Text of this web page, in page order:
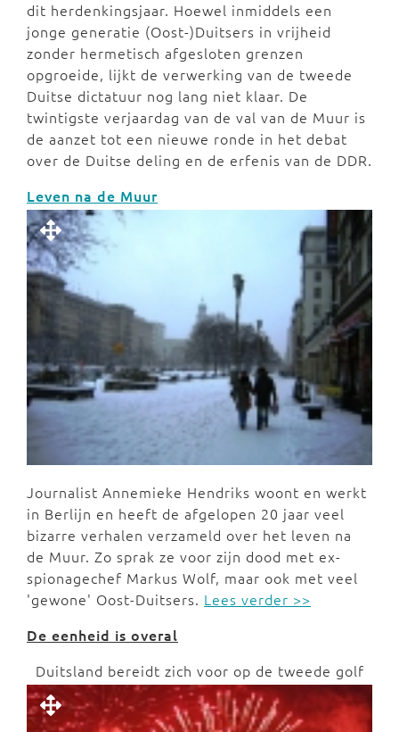
dit herdenkingsjaar. Hoewel inmiddels een
jonge generatie (Oost-)Duitsers in vrijheid
zonder hermetisch afgesloten grenzen
opgroeide, lijkt de verwerking van de tweede
Duitse dictatuur nog lang niet klaar. De
twintigste verjaardag van de val van de Muur is
de aanzet tot een nieuwe ronde in het debat
over de Duitse deling en de erfenis van de DDR.
Leven na de Muur
Journalist Annemieke Hendriks woont en werkt
in Berlijn en heeft de afgelopen 20 jaar veel
bizarre verhalen verzameld over het leven na
de Muur. Zo sprak ze voor zijn dood met ex-
spionagechef Markus Wolf, maar ook met veel
'gewone' Oost-Duitsers. Lees verder >>
De eenheid is overal
Duitsland bereidt zich voor op de tweede golf